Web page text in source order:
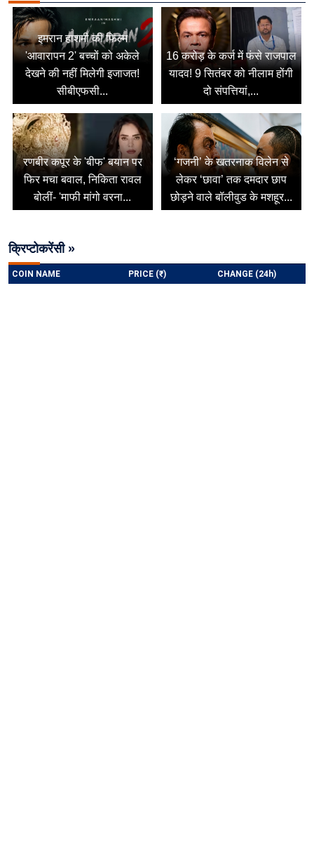
इमरान हाशमी की फिल्म
'आवारापन 2' बच्चों को अकेले
देखने की नहीं मिलेगी इजाजत!
सीबीएफसी...
16 करोड़ के कर्ज में फंसे राजपाल
यादव! 9 सितंबर को नीलाम होंगी
दो संपत्तियां,...
रणबीर कपूर के 'बीफ' बयान पर
फिर मचा बवाल, निकिता रावल
बोलीं- 'माफी मांगो वरना...
‘गजनी’ के खतरनाक विलेन से
लेकर ‘छावा’ तक दमदार छाप
छोड़ने वाले बॉलीवुड के मशहूर...
क्रिप्टोकरेंसी »